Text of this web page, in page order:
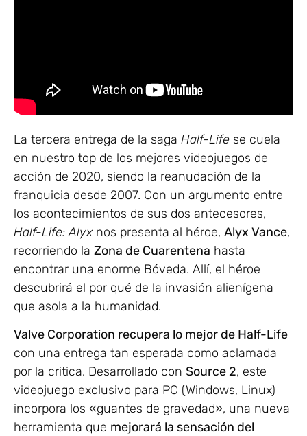
La tercera entrega de la saga Half-Life se cuela
en nuestro top de los mejores videojuegos de
acción de 2020, siendo la reanudación de la
franquicia desde 2007. Con un argumento entre
los acontecimientos de sus dos antecesores,
Half-Life: Alyxnos presenta al héroe, Alyx Vance,
recorriendo la Zona de Cuarentena hasta
encontrar una enorme Bóveda. Allí, el héroe
descubrirá el por qué de la invasión alienígena
que asola a la humanidad.
Valve Corporation recupera lo mejor de Half-Life
con una entrega tan esperada como aclamada
por la critica. Desarrollado con Source 2, este
videojuego exclusivo para PC (Windows, Linux)
incorpora los «guantes de gravedad», una nueva
herramienta que mejorará la sensación del